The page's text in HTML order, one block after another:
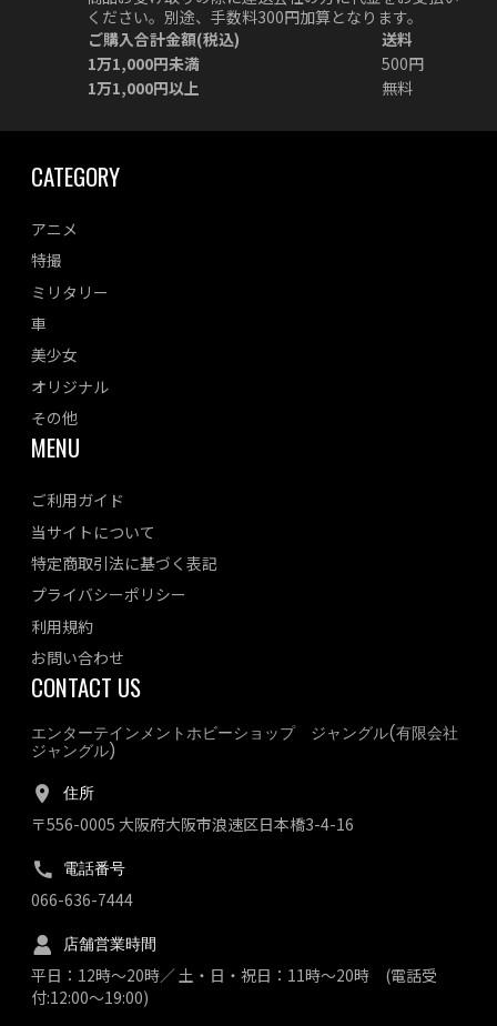
ください。別途、手数料300円加算となります。
ご購入合計金額(税込)
送料
1万1,000円未満
500円
1万1,000円以上
無料
CATEGORY
アニメ
特撮
ミリタリー
車
美少女
オリジナル
その他
MENU
ご利用ガイド
当サイトについて
特定商取引法に基づく表記
プライバシーポリシー
利用規約
お問い合わせ
CONTACT US
エンターテインメントホビーショップ ジャングル(有限会社
ジャングル)
住所
〒556-0005 大阪府大阪市浪速区日本橋3-4-16
電話番号
066-636-7444
店舗営業時間
平日：12時～20時／ 土・日・祝日：11時～20時 (電話受
付:12:00～19:00)